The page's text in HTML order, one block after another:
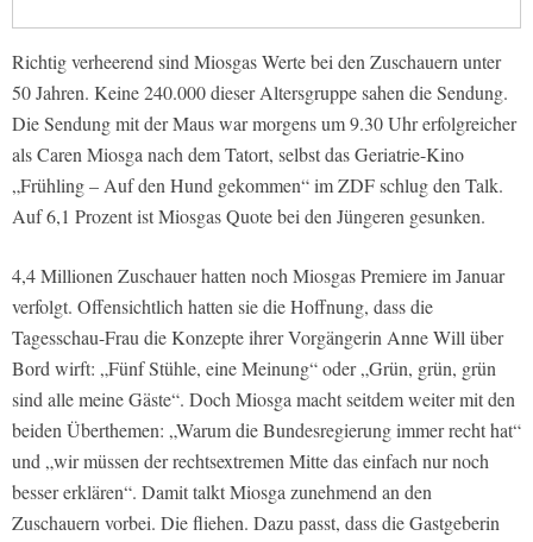
Richtig verheerend sind Miosgas Werte bei den Zuschauern unter
50 Jahren. Keine 240.000 dieser Altersgruppe sahen die Sendung.
Die Sendung mit der Maus war morgens um 9.30 Uhr erfolgreicher
als Caren Miosga nach dem Tatort, selbst das Geriatrie-Kino
„Frühling – Auf den Hund gekommen“ im ZDF schlug den Talk.
Auf 6,1 Prozent ist Miosgas Quote bei den Jüngeren gesunken.
4,4 Millionen Zuschauer hatten noch Miosgas Premiere im Januar
verfolgt. Offensichtlich hatten sie die Hoffnung, dass die
Tagesschau-Frau die Konzepte ihrer Vorgängerin Anne Will über
Bord wirft: „Fünf Stühle, eine Meinung“ oder „Grün, grün, grün
sind alle meine Gäste“. Doch Miosga macht seitdem weiter mit den
beiden Überthemen: „Warum die Bundesregierung immer recht hat“
und „wir müssen der rechtsextremen Mitte das einfach nur noch
besser erklären“. Damit talkt Miosga zunehmend an den
Zuschauern vorbei. Die fliehen. Dazu passt, dass die Gastgeberin